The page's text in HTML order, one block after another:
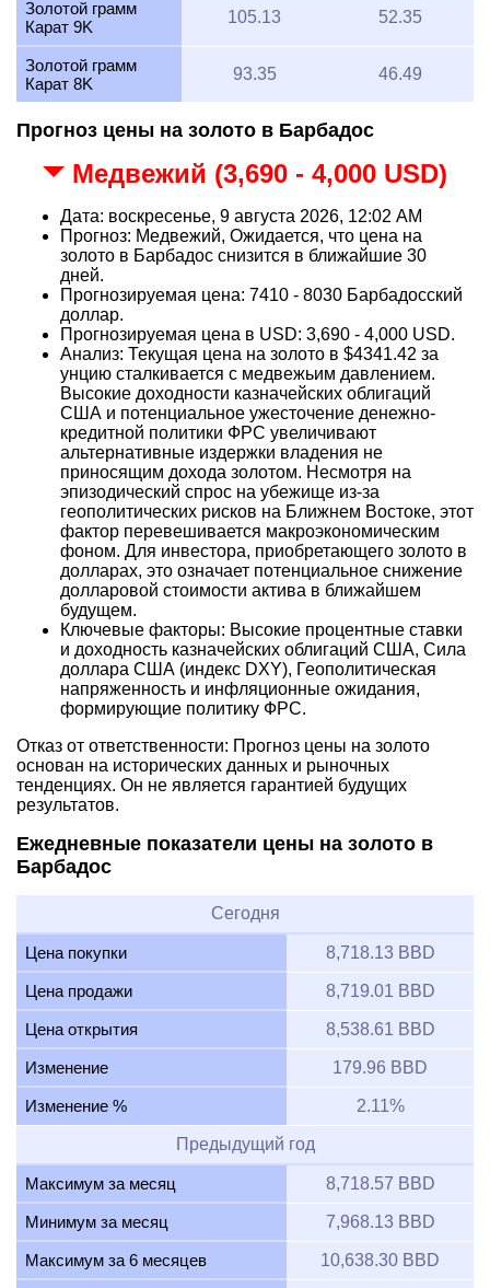
Золотой грамм
Карат 9K
105.13 52.35
Золотой грамм
Карат 8K
93.35 46.49
Прогноз цены на золото в Барбадос
Медвежий (3,690 - 4,000 USD)
Дата: воскресенье, 9 августа 2026, 12:02 AM
Прогноз: Медвежий, Ожидается, что цена на
золото в Барбадос снизится в ближайшие 30
дней.
Прогнозируемая цена: 7410 - 8030 Барбадосский
доллар.
Прогнозируемая цена в USD: 3,690 - 4,000 USD.
Анализ: Текущая цена на золото в $4341.42 за
унцию сталкивается с медвежьим давлением.
Высокие доходности казначейских облигаций
США и потенциальное ужесточение денежно-
кредитной политики ФРС увеличивают
альтернативные издержки владения не
приносящим дохода золотом. Несмотря на
эпизодический спрос на убежище из-за
геополитических рисков на Ближнем Востоке, этот
фактор перевешивается макроэкономическим
фоном. Для инвестора, приобретающего золото в
долларах, это означает потенциальное снижение
долларовой стоимости актива в ближайшем
будущем.
Ключевые факторы: Высокие процентные ставки
и доходность казначейских облигаций США, Сила
доллара США (индекс DXY), Геополитическая
напряженность и инфляционные ожидания,
формирующие политику ФРС.
Отказ от ответственности: Прогноз цены на золото
основан на исторических данных и рыночных
тенденциях. Он не является гарантией будущих
результатов.
Ежедневные показатели цены на золото в
Барбадос
Сегодня
Цена покупки 8,718.13 BBD
Цена продажи 8,719.01 BBD
Цена открытия 8,538.61 BBD
Изменение 179.96 BBD
Изменение % 2.11%
Предыдущий год
Максимум за месяц 8,718.57 BBD
Минимум за месяц 7,968.13 BBD
Максимум за 6 месяцев 10,638.30 BBD